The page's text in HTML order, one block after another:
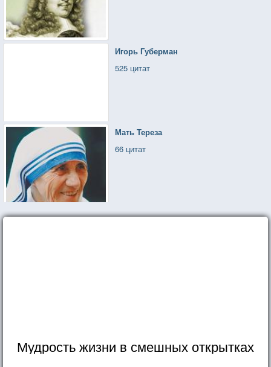
Игорь Губерман
525 цитат
Мать Тереза
66 цитат
Мудрость жизни в смешных открытках